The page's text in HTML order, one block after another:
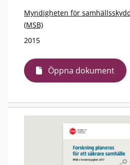
Myndigheten för
(MSB)
2015
Öppna dokument